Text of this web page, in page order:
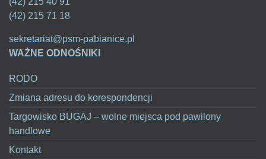
(42) 215 71 18
sekretariat@psm-pabianice.pl
WAŻNE ODNOŚNIKI
RODO
Zmiana adresu do korespondencji
Targowisko BUGAJ – wolne miejsca pod pawilony
handlowe
Kontakt